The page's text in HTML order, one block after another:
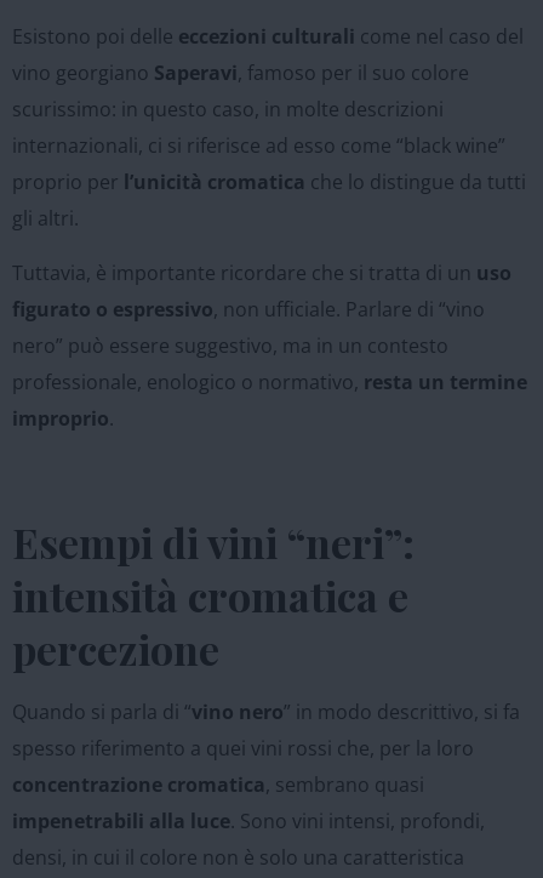
Esistono poi delle eccezioni culturali come nel caso del
vino georgiano Saperavi, famoso per il suo colore
scurissimo: in questo caso, in molte descrizioni
internazionali, ci si riferisce ad esso come “black wine”
proprio per l’unicità cromatica che lo distingue da tutti
gli altri.
Tuttavia, è importante ricordare che si tratta di un uso
figurato o espressivo, non ufficiale. Parlare di “vino
nero” può essere suggestivo, ma in un contesto
professionale, enologico o normativo, resta un termine
improprio.
Esempi di vini “neri”:
intensità cromatica e
percezione
Quando si parla di “vino nero” in modo descrittivo, si fa
spesso riferimento a quei vini rossi che, per la loro
concentrazione cromatica, sembrano quasi
impenetrabili alla luce. Sono vini intensi, profondi,
densi, in cui il colore non è solo una caratteristica